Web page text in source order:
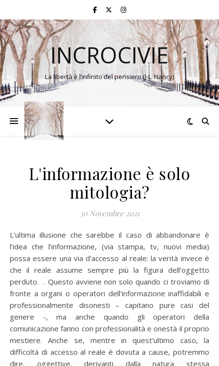
INCROCIVIE
La libertà è l’infinito del pensiero (J-L. Nancy)
L'informazione è solo
mitologia?
30 Novembre 2021
L’ultima illusione che sarebbe il caso di abbandonare è
l’idea che l’informazione, (via stampa, tv, nuovi media)
possa essere una via d’accesso al reale: la verità invece è
che il reale assume sempre più la figura dell’oggetto
perduto. . Questo avviene non solo quando ci troviamo di
fronte a organi o operatori dell’informazione inaffidabili e
professionalmente disonesti – capitano pure casi del
genere -, ma anche quando gli operatori della
comunicazione fanno con professionalità e onestà il proprio
mestiere. Anche se, mentre in quest’ultimo caso, la
difficoltà di accesso al reale è dovuta a cause, potremmo
dire, oggettive, derivanti dalla natura stessa